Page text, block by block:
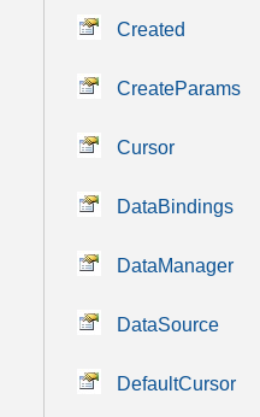
Created
CreateParams
Cursor
DataBindings
DataManager
DataSource
DefaultCursor